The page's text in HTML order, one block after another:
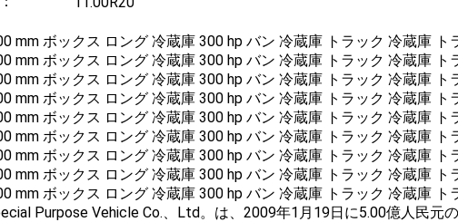
Purpose Vehicle Co.、Ltd。は、2009年1月19日に5.00億人民元